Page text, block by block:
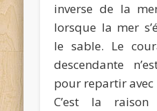
inverse de la
lorsque la mer
le sable. Le
descendante
pour repartir avec
C’est la